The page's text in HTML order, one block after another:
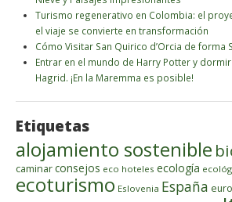
Turismo regenerativo en Colombia: el
el viaje se convierte en transformación
Cómo Visitar San Quirico d’Orcia de forma
Entrar en el mundo de Harry Potter y
Hagrid. ¡En la Maremma es posible!
Etiquetas
alojamiento sostenible
caminarconsejos eco hoteles ecología
ecoturismo Eslovenia España